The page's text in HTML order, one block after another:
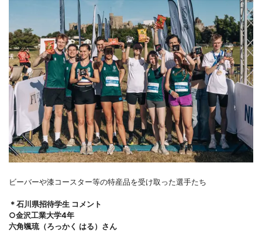
ビーバーや漆コースター等の特産品を受け取った選手たち
＊石川県招待学生 コメント
○金沢工業大学4年
六角颯琉（ろっかく はる）さん